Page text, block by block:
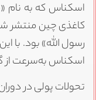
اسکناس که به نام
کاغذی چین منتشر شد
رسول الله» بود. با
اسکناس به‌سرعت از
تحولات پولی در